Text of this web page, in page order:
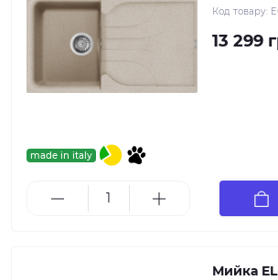
made in italy
Код товару:
13 299
Мийка